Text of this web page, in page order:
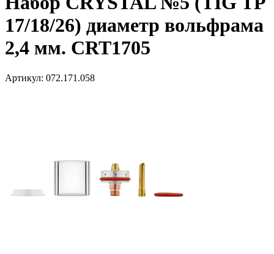
17/18/26) диаметр вольфрама
2,4 мм. CRT1705
Артикул: 072.171.058